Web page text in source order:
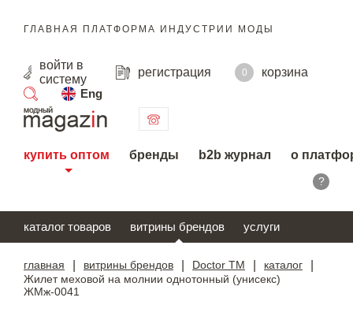
ГЛАВНАЯ ПЛАТФОРМА ИНДУСТРИИ МОДЫ
войти в
систему
регистрация 0
корзина
Eng
поиск
купить оптом бренды b2b журнал о
?
каталог товаров витрины брендов услуги
главная витрины брендов Doctor TM каталог
Жилет меховой на молнии однотонный (унисекс)
ЖМж-0041